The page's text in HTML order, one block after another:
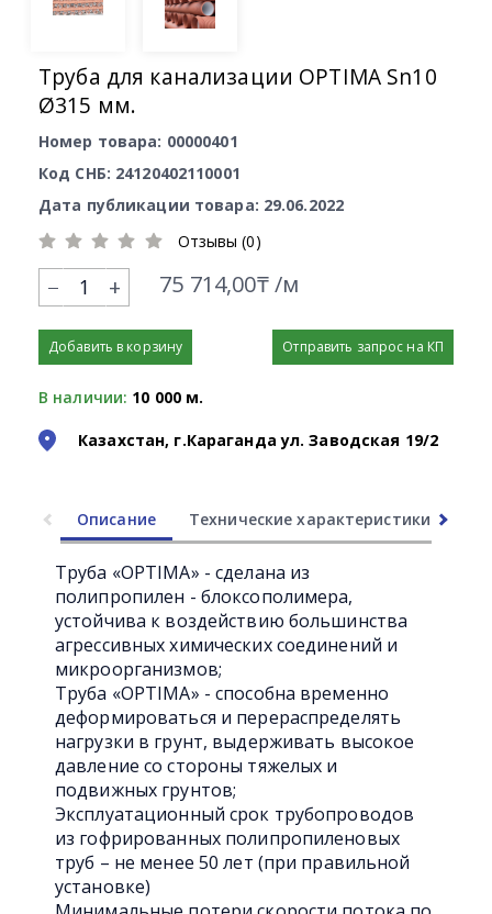
Труба для канализации OPTIMA Sn10
Ø315 мм.
Номер товара: 00000401
Код СНБ: 24120402110001
Дата публикации товара: 29.06.2022
Отзывы (0)
+ 75 714,00₸ /м
Добавить в корзину Отправить запрос на КП
В наличии: 10 000 м.
Казахстан, г.Караганда ул. Заводская 19/2
Описание Технические характеристики
Труба «OPTIMA» - сделана из
полипропилен - блоксополимера,
устойчива к воздействию большинства
агрессивных химических соединений и
микроорганизмов;
Труба «OPTIMA» - способна временно
деформироваться и перераспределять
нагрузки в грунт, выдерживать высокое
давление со стороны тяжелых и
подвижных грунтов;
Эксплуатационный срок трубопроводов
из гофрированных полипропиленовых
труб – не менее 50 лет (при правильной
установке)